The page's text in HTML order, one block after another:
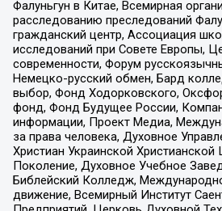
Фалуньгун в Китае, Всемирная
расследованию преследований
гражданский центр, Ассоциация
исследований при Совете Европы,
современности, Форум
Немецко-русский обмен, Бард
выбор, Фонд Ходорковского,
фонд, Фонд Будущее России,
информации, Проект Медиа,
за права человека, Духовное
Христиан Украинской Христианской
Поколение, Духовное Учебное
Библейский Колледж,
движение, Всемирный Институт